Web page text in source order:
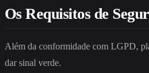
Os Requisitos de
Além da conformidade com LGPD,
dar sinal verde.